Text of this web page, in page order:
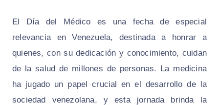
El Día del Médico es una fecha de especial
relevancia en Venezuela, destinada a honrar a
quienes, con su dedicación y conocimiento, cuidan
de la salud de millones de personas. La medicina
ha jugado un papel crucial en el desarrollo de la
sociedad venezolana, y esta jornada brinda la